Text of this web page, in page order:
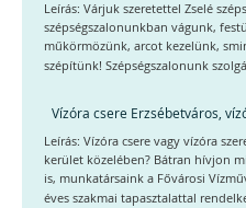
Leírás: Várjuk szeretettel Zselé
szépségszalonunkban vágunk,
műkörmözünk, arcot kezelünk,
szépítünk! Szépségszalonunk
Vízóra csere Erzsébetváros,
Leírás: Vízóra csere vagy vízóra
kerület közelében? Bátran hívjon
is, munkatársaink a Fővárosi
éves szakmai tapasztalattal